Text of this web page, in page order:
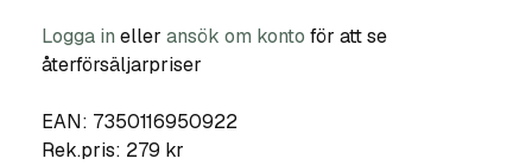
Logga in eller ansök om konto för att se
återförsäljarpriser
EAN: 7350116950922
Rek.pris: 279 kr